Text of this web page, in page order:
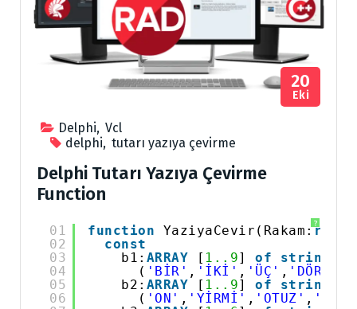
Delphi, Vcl
delphi, tutarı yazıya çevirme
20
Eki
Delphi Tutarı Yazıya Çevirme
Function
?
01
02
03
04
05
06
function YaziyaCevir(Rakam:real
const
b1: ARRAY [ 1..9] of string
( 'BİR' , 'İKİ' , 'ÜÇ' , 'DÖRT'
b2: ARRAY [ 1..9] of string
( 'ON' , 'YİRMİ' , 'OTUZ' ,